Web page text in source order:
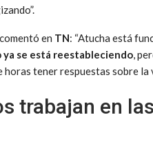
en TN: “Atucha está
ya se está reestableciendo,
horas tener respuestas sobre la
trabajan en